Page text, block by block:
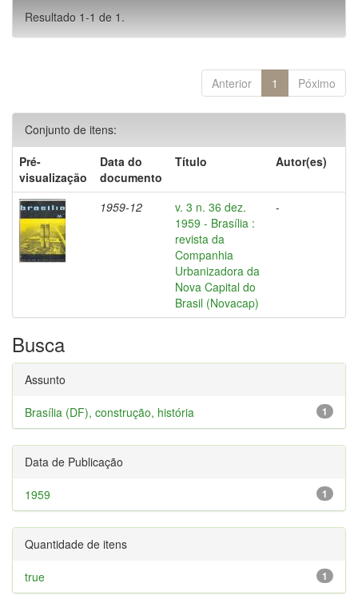
Resultado 1-1 de 1.
Anterior 1 Póximo
Conjunto de itens:
Pré-
visualização
Data do
documento
Título Autor(es)
1959-12
v. 3 n. 36 dez.
1959 - Brasília :
revista da
Companhia
Urbanizadora da
Nova Capital do
Brasil (Novacap)
-
Busca
Assunto
1
Brasília (DF), construção, história
Data de Publicação
1
1959
Quantidade de itens
1
true